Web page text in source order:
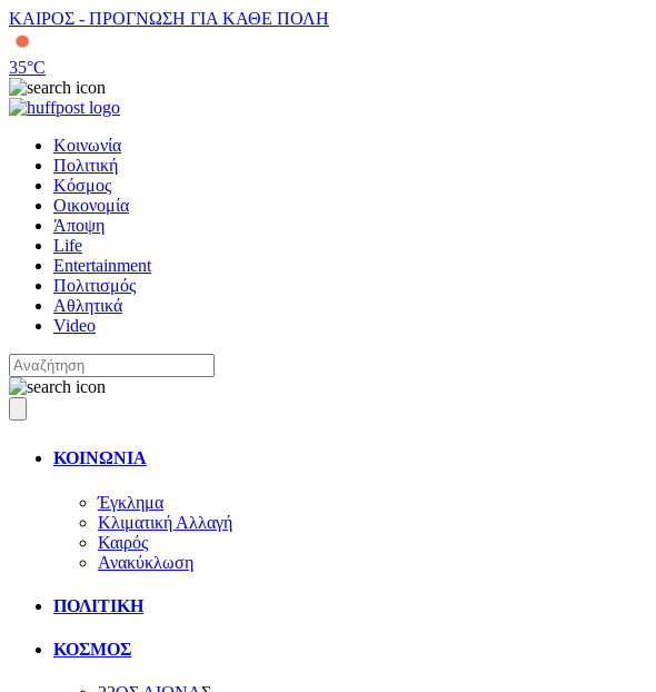
ΚΑΙΡΟΣ - ΠΡΟΓΝΩΣΗ ΓΙΑ ΚΑΘΕ ΠΟΛΗ
35°C
Κοινωνία
Πολιτική
Κόσμος
Οικονομία
Άποψη
Life
Entertainment
Πολιτισμός
Αθλητικά
Video
ΚΟΙΝΩΝΙΑ
Έγκλημα
Κλιματική Αλλαγή
Καιρός
Ανακύκλωση
ΠΟΛΙΤΙΚΗ
ΚΟΣΜΟΣ